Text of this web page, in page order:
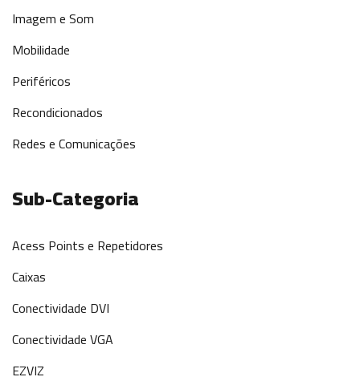
Imagem e Som
Mobilidade
Periféricos
Recondicionados
Redes e Comunicações
Sub-Categoria
Acess Points e Repetidores
Caixas
Conectividade DVI
Conectividade VGA
EZVIZ